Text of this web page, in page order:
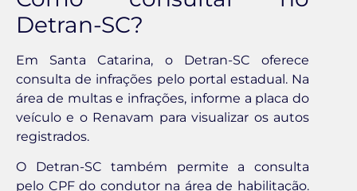
Detran-SC?
Em Santa Catarina, o Detran-SC oferece
consulta de infrações pelo portal estadual. Na
área de multas e infrações, informe a placa do
veículo e o Renavam para visualizar os autos
registrados.
O Detran-SC também permite a consulta
pelo CPF do condutor na área de habilitação.